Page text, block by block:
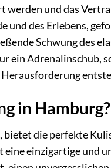
und das
und des Erlebens,
Schwung des
ein Adrenalinschub,
in Hamburg?
die perfekte
einzigartige und